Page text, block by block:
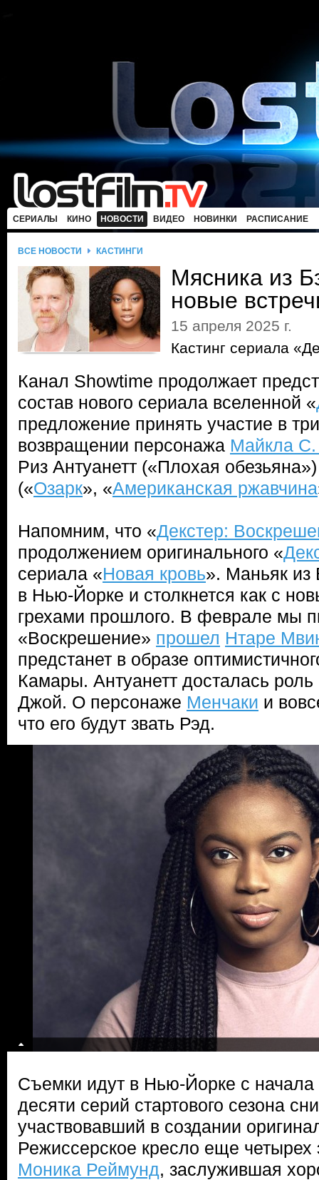
СЕРИАЛЫ КИНО НОВОСТИ ВИДЕО НОВИНКИ РАСПИСАНИЕ
ВСЕ НОВОСТИ КАСТИНГИ
Мясника из
новые
15 апреля 2025 г.
Кастинг сериала
Канал Showtime продолжает
состав нового сериала вселенной «
предложение принять участие в
возвращении персонажа Майкла
Риз Антуанетт («Плохая
(«Озарк», «Американская ржавчина
Напомним, что «Декстер:
продолжением оригинального «
сериала «Новая кровь». Маньяк из
в Нью-Йорке и столкнется как с
грехами прошлого. В феврале мы
«Воскрешение» прошел Нтаре
предстанет в образе
Камары. Антуанетт досталась
Джой. О персонаже Менчаки и
что его будут звать Рэд.
Съемки идут в Нью-Йорке с
десяти серий стартового сезона
участвовавший в создании
Режиссерское кресло еще четырех
Моника Реймунд, заслужившая